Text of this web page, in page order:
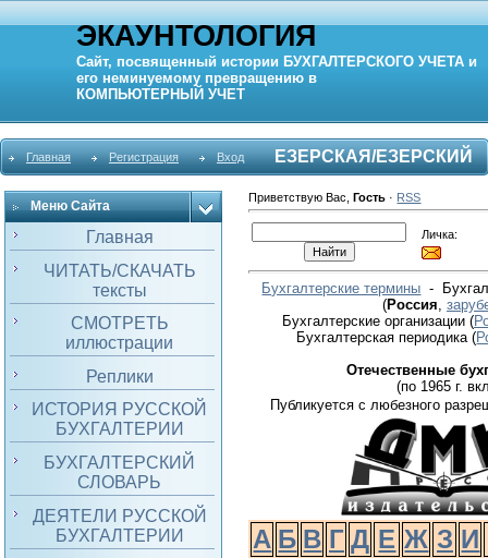
ЭКАУНТОЛОГИЯ
Сайт, посвященный истории БУХГАЛТЕРСКОГО УЧЕТА и
его неминуемому превращению в
КОМПЬЮТЕРНЫЙ УЧЕТ
Главная Регистрация Вход ЕЗЕРСКАЯ/ЕЗЕРСКИЙ
Меню Сайта
Главная
ЧИТАТЬ/СКАЧАТЬ
тексты
СМОТРЕТЬ
иллюстрации
Реплики
ИСТОРИЯ РУССКОЙ
БУХГАЛТЕРИИ
БУХГАЛТЕРСКИЙ
СЛОВАРЬ
ДЕЯТЕЛИ РУССКОЙ
БУХГАЛТЕРИИ
Приветствую Вас ,Гость · RSS
Личка:
Бухгалтерские термины -
(Россия
Бухгалтерские организации (
Бухгалтерская периодика(
Отечественные
(по 1965 г.
Публикуется с любезного
А Б В Г Д Е Ж З И